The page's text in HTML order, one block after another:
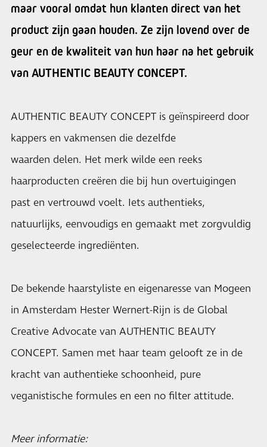
maar vooral omdat hun klanten direct van het
product zijn gaan houden. Ze zijn lovend over de
geur en de kwaliteit van hun haar na het gebruik
van AUTHENTIC BEAUTY CONCEPT.
AUTHENTIC BEAUTY CONCEPT is geïnspireerd door
kappers en vakmensen die dezelfde
waarden delen. Het merk wilde een reeks
haarproducten creëren die bij hun overtuigingen
past en vertrouwd voelt. Iets authentieks,
natuurlijks, eenvoudigs en gemaakt met zorgvuldig
geselecteerde ingrediënten.
De bekende haarstyliste en eigenaresse van Mogeen
in Amsterdam Hester Wernert-Rijn is de Global
Creative Advocate van AUTHENTIC BEAUTY
CONCEPT. Samen met haar team gelooft ze in de
kracht van authentieke schoonheid, pure
veganistische formules en een no filter attitude.
Meer informatie: